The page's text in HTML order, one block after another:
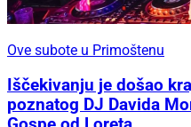
Ove subote u Primoštenu
Iščekivanju je došao
poznatog DJ Davida